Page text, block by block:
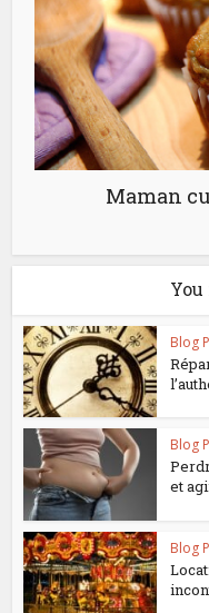
Maman
Blog
Blog
et
Blog